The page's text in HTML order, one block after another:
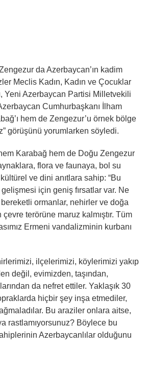
da Azerbaycan’ın kadim
Meclis Kadın, Kadın ve Çocuklar
Yeni Azerbaycan Partisi Milletvekili
Cumhurbaşkanı İlham
hem de Zengezur’u örnek bölge
görüşünü yorumlarken söyledi.
Karabağ hem de Doğu Zengezur
flora ve faunaya, bol su
ve dini anıtlara sahip: “Bu
için geniş fırsatlar var. Ne
ormanlar, nehirler ve doğa
çevre terörüne maruz kalmıştır. Tüm
Ermeni vandalizminin kurbanı
ilçelerimizi, köylerimizi yakıp
değil, evimizden, taşından,
da nefret ettiler. Yaklaşık 30
hiçbir şey inşa etmediler,
Bu araziler onlara aitse,
rastlamıyorsunuz? Böylece bu
Azerbaycanlılar olduğunu